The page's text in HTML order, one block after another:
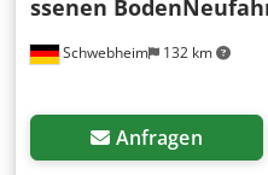
Schwebheim 132 km
ssenen
Anfragen